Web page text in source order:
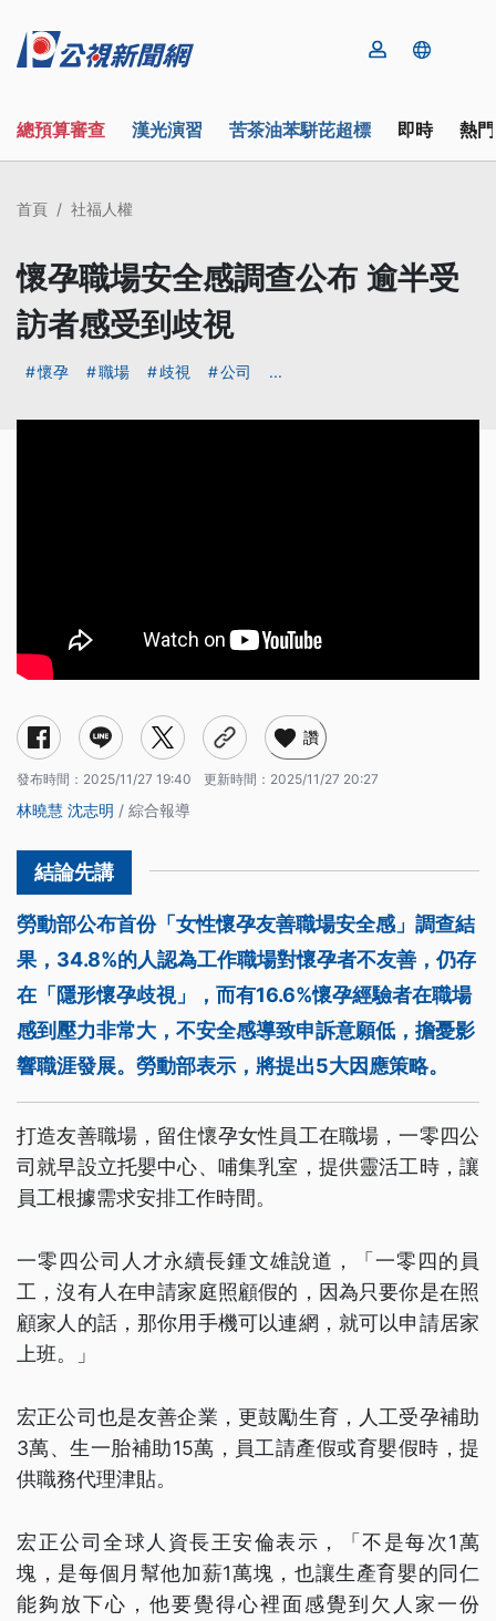
總預算審查 漢光演習 苦茶油苯駢芘超標 即時 熱
首頁 社福人權
懷孕職場安全感調查公布 逾半受
訪者感受到歧視
懷孕 職場 歧視 公司 ...
讚
發布時間： 2025/11/27 19:40 更新時間： 2025/11/27 20:27
林曉慧 沈志明 / 綜合報導
勞動部公布首份「女性懷孕友善職場安全感」調查結
果，34.8%的人認為工作職場對懷孕者不友善，仍存
在「隱形懷孕歧視」，而有16.6%懷孕經驗者在職場
感到壓力非常大，不安全感導致申訴意願低，擔憂影
響職涯發展。勞動部表示，將提出5大因應策略。
打造友善職場，留住懷孕女性員工在職場，一零四公
司就早設立托嬰中心、哺集乳室，提供靈活工時，讓
員工根據需求安排工作時間。
一零四公司人才永續長鍾文雄說道，「一零四的員
工，沒有人在申請家庭照顧假的，因為只要你是在照
顧家人的話，那你用手機可以連網，就可以申請居家
上班。」
宏正公司也是友善企業，更鼓勵生育，人工受孕補助
3萬、生一胎補助15萬，員工請產假或育嬰假時，提
供職務代理津貼。
宏正公司全球人資長王安倫表示，「不是每次1萬
塊，是每個月幫他加薪1萬塊，也讓生產育嬰的同仁
能夠放下心，他要覺得心裡面感覺到欠人家一份